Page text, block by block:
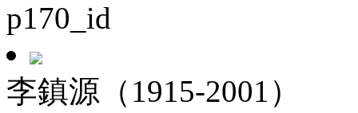
p170_id
李鎮源（1915-2001）